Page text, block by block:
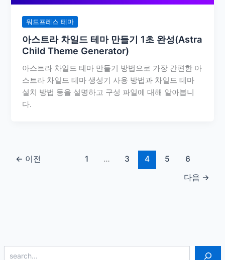
워드프레스 테마
아스트라 차일드 테마 만들기 1초 완성(Astra
Child Theme Generator)
아스트라 차일드 테마 만들기 방법으로 가장 간편한 아
스트라 차일드 테마 생성기 사용 방법과 차일드 테마
설치 방법 등을 설명하고 구성 파일에 대해 알아봅니
다.
← 이전 1 … 3 4 5
6
다음 →